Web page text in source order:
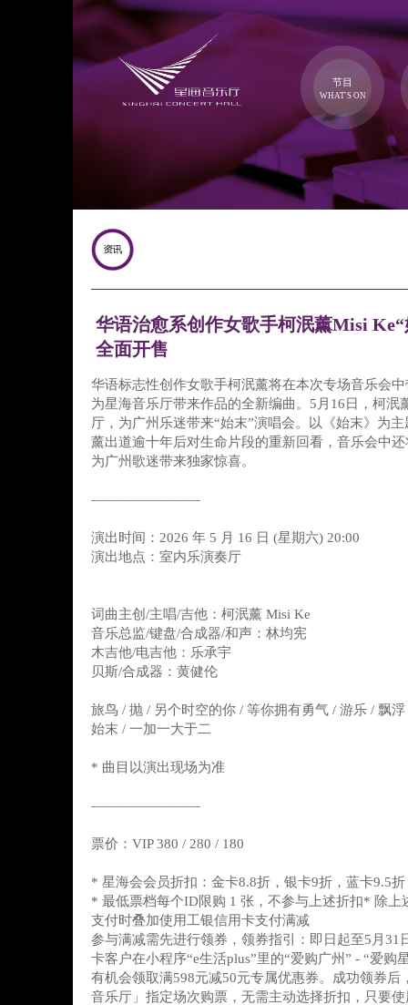
节目
WHAT'S ON
华语治愈系创作女歌手柯泯薰Misi
全面开售
华语标志性创作女歌手柯泯薰将在本次专场音乐会
为星海音乐厅带来作品的全新编曲。5月16日，柯泯
厅，为广州乐迷带来“始末”演唱会。以《始末》为
薰出道逾十年后对生命片段的重新回看，音乐会中
为广州歌迷带来独家惊喜。
————————
演出时间：2026 年 5 月 16 日 (星期六) 20:00
演出地点：室内乐演奏厅
词曲主创/主唱/吉他：柯泯薰 Misi Ke
音乐总监/键盘/合成器/和声：林均宪
木吉他/电吉他：乐承宇
贝斯/合成器：黄健伦
旅鸟 / 抛 / 另个时空的你 / 等你拥有勇气 / 游乐 / 飘
始末 / 一加一大于二
* 曲目以演出现场为准
————————
票价：VIP 380 / 280 / 180
* 星海会会员折扣：金卡8.8折，银卡9折，蓝卡9.5折
* 最低票档每个ID限购 1 张，不参与上述折扣* 除上
支付时叠加使用工银信用卡支付满减
参与满减需先进行领券，领券指引：即日起至5月31
卡客户在小程序“e生活plus”里的“爱购广州” - “爱购
有机会领取满598元减50元专属优惠券。成功领券后
音乐厅」指定场次购票，无需主动选择折扣，只要